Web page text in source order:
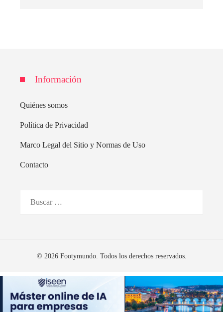
Información
Quiénes somos
Política de Privacidad
Marco Legal del Sitio y Normas de Uso
Contacto
© 2026 Footymundo. Todos los derechos reservados.